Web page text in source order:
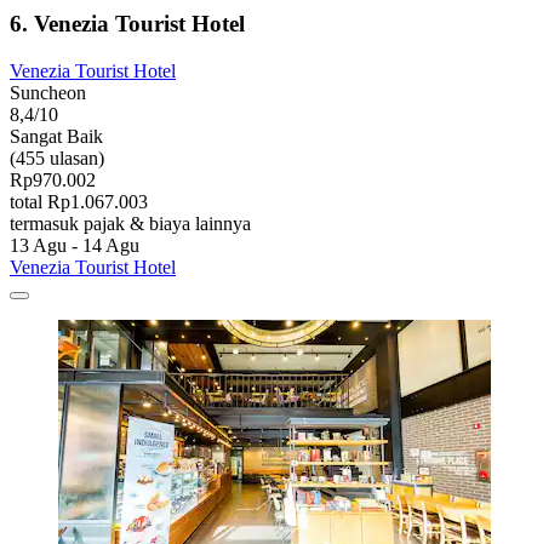
6. Venezia Tourist Hotel
Venezia Tourist Hotel
Suncheon
8,4/10
Sangat Baik
(455 ulasan)
Rp970.002
total Rp1.067.003
termasuk pajak & biaya lainnya
13 Agu - 14 Agu
Venezia Tourist Hotel